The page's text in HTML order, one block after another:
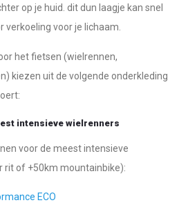
op je huid. dit dun laagje kan snel
voor je lichaam.
het fietsen (wielrennen,
kiezen uit de volgende onderkleding
intensieve wielrenners
voor de meest intensieve
rit of +50km mountainbike):
ECO